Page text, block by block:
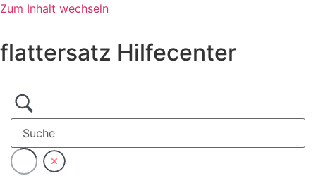
Zum Inhalt wechseln
flattersatz Hilfecenter